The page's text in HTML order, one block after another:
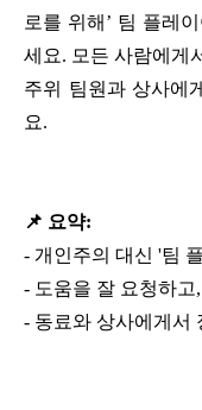
로를 위해’ 팀 플레
세요. 모든 사람에게
주위 팀원과 상사에
요.
📌 요약:
- 개인주의 대신 '팀
- 도움을 잘 요청하고
- 동료와 상사에게서